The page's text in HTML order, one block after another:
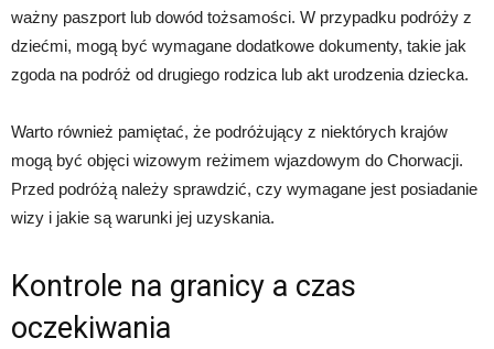
ważny paszport lub dowód tożsamości. W przypadku podróży z
dziećmi, mogą być wymagane dodatkowe dokumenty, takie jak
zgoda na podróż od drugiego rodzica lub akt urodzenia dziecka.
Warto również pamiętać, że podróżujący z niektórych krajów
mogą być objęci wizowym reżimem wjazdowym do Chorwacji.
Przed podróżą należy sprawdzić, czy wymagane jest posiadanie
wizy i jakie są warunki jej uzyskania.
Kontrole na granicy a czas
oczekiwania